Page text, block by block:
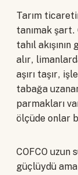
Tarım
tanımak şart.
tahıl
alır,
aşırı taşır,
tabağa
parmakları
ölçüde onlar
COFCO uzun
güçlüydü